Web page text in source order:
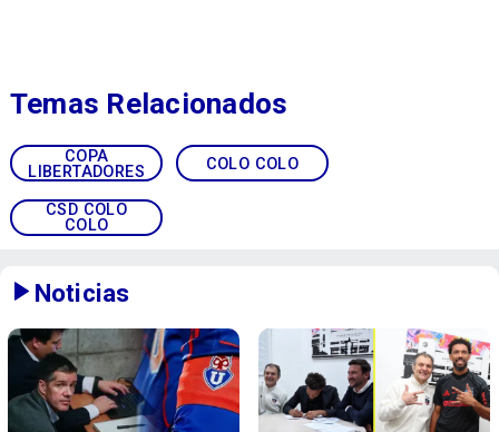
COPA
LIBERTADORES
COLO COLO
CSD COLO
COLO
Temas Relacionados
Noticias